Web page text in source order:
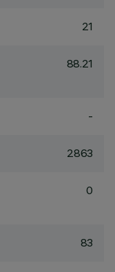
21
88.21
-
2863
0
83